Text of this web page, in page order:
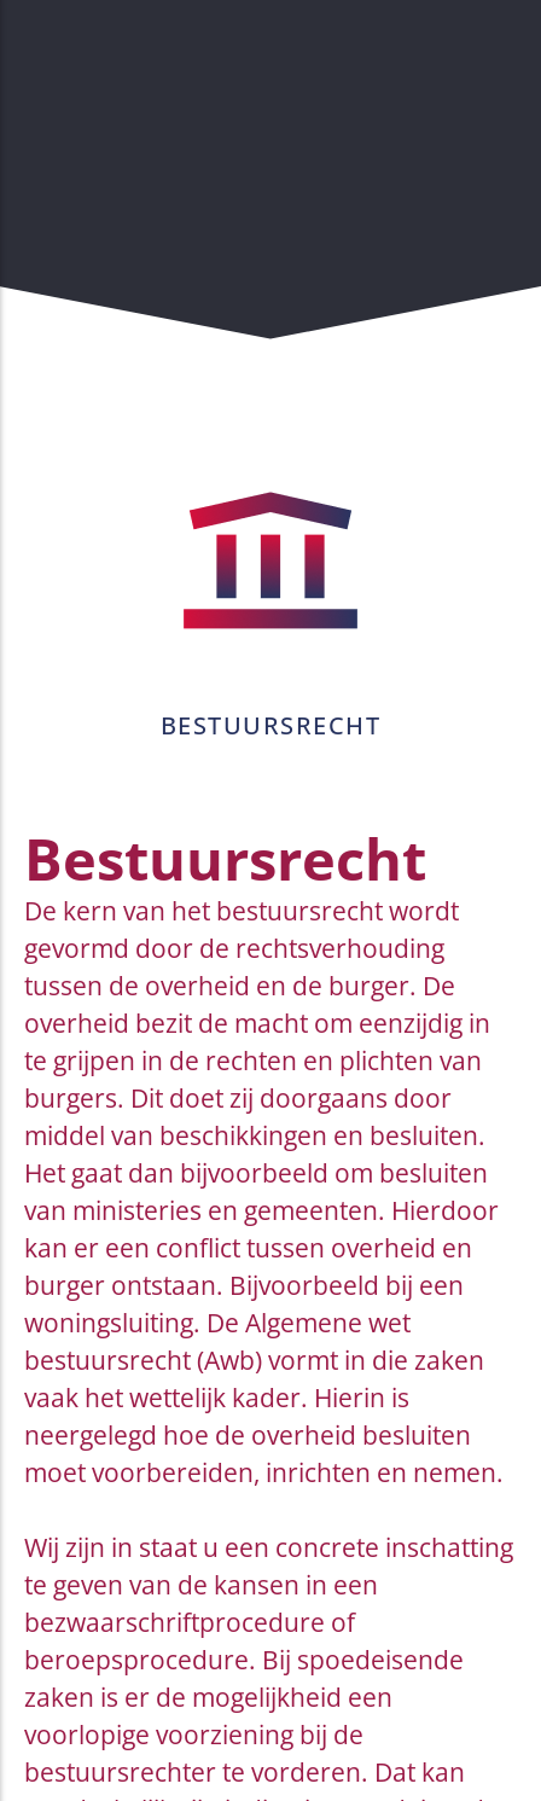
BESTUURSRECHT
Bestuursrecht
De kern van het bestuursrecht wordt
gevormd door de rechtsverhouding
tussen de overheid en de burger. De
overheid bezit de macht om eenzijdig in
te grijpen in de rechten en plichten van
burgers. Dit doet zij doorgaans door
middel van beschikkingen en besluiten.
Het gaat dan bijvoorbeeld om besluiten
van ministeries en gemeenten. Hierdoor
kan er een conflict tussen overheid en
burger ontstaan. Bijvoorbeeld bij een
woningsluiting. De Algemene wet
bestuursrecht (Awb) vormt in die zaken
vaak het wettelijk kader. Hierin is
neergelegd hoe de overheid besluiten
moet voorbereiden, inrichten en nemen.
Wij zijn in staat u een concrete inschatting
te geven van de kansen in een
bezwaarschriftprocedure of
beroepsprocedure. Bij spoedeisende
zaken is er de mogelijkheid een
voorlopige voorziening bij de
bestuursrechter te vorderen. Dat kan